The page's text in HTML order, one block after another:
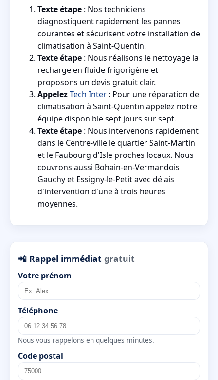
Texte étape : Nos techniciens
diagnostiquent rapidement les pannes
courantes et sécurisent votre installation de
climatisation à Saint-Quentin.
Texte étape : Nous réalisons le nettoyage la
recharge en fluide frigorigène et
proposons un devis gratuit clair.
AppelezTech Inter : Pour une réparation de
climatisation à Saint-Quentin appelez notre
équipe disponible sept jours sur sept.
Texte étape : Nous intervenons rapidement
dans le Centre-ville le quartier Saint-Martin
et le Faubourg d'Isle proches locaux. Nous
couvrons aussi Bohain-en-Vermandois
Gauchy et Essigny-le-Petit avec délais
d'intervention d'une à trois heures
moyennes.
📲 Rappel immédiat gratuit
Votre prénom
Téléphone
Nous vous rappelons en quelques minutes.
Code postal